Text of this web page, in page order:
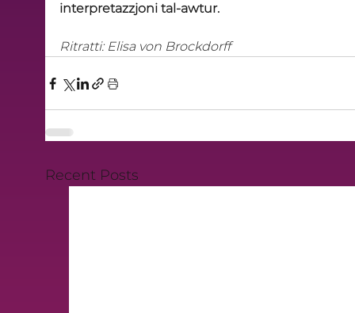
interpretazzjoni tal-awtur.
Ritratti: Elisa von Brockdorff
Recent Posts